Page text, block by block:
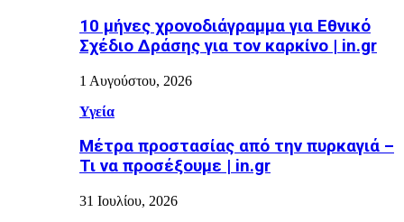
10 μήνες χρονοδιάγραμμα για Εθνικό
Σχέδιο Δράσης για τον καρκίνο | in.gr
1 Αυγούστου, 2026
Υγεία
Μέτρα προστασίας από την πυρκαγιά –
Τι να προσέξουμε | in.gr
31 Ιουλίου, 2026